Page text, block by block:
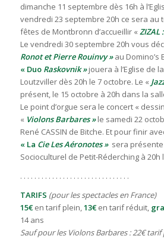
dimanche 11 septembre dès 16h à
vendredi 23 septembre 20h ce sera au
fêtes de Montbronn d’accueillir «ZIZAL
Le vendredi 30 septembre 20h vous
Ronot et Pierre Rouinvy »au Domino’s
« DuoRaskovnik »jouera à l’Eglise de
Loutzviller dès 20h le 7 octobre. Le «
présent, le 15 octobre à 20h dans la
Le point d’orgue sera le concert «
« Violons Barbares »le samedi 22
René CASSIN de Bitche. Et pour finir
« La Cie Les Aéronotes »sera présente
Socioculturel de Petit-Réderching à
. . . . . . . . . . . . . . . . . . . . . . . . . . . . . . .
TARIFS (pour les spectacles en France)
15€en tarif plein,13€en tarif réduit,
14 ans
Sauf pour les Violons Barbares : 22€